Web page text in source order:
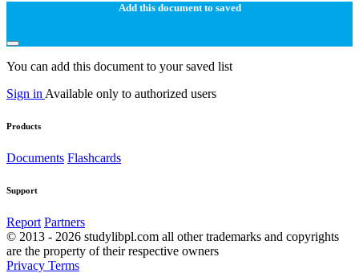
Add this document to saved
You can add this document to your saved list
Sign in Available only to authorized users
Products
Documents Flashcards
Support
Report Partners
© 2013 - 2026 studylibpl.com all other trademarks and copyrights
are the property of their respective owners
Privacy Terms